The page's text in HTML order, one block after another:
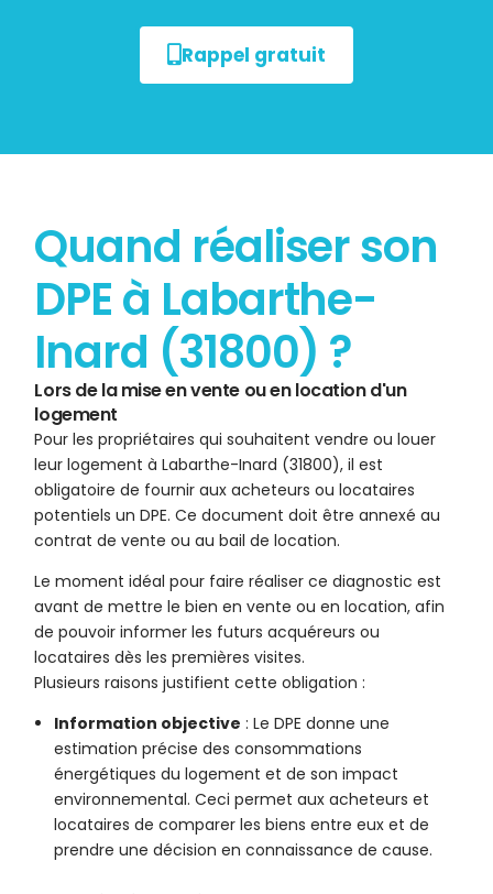
Rappel gratuit
Quand réaliser son
DPE à Labarthe-
Inard (31800) ?
Lors de la mise en vente ou en location d'un
logement
Pour les propriétaires qui souhaitent vendre ou louer
leur logement à Labarthe-Inard (31800), il est
obligatoire de fournir aux acheteurs ou locataires
potentiels un DPE. Ce document doit être annexé au
contrat de vente ou au bail de location.
Le moment idéal pour faire réaliser ce diagnostic est
avant de mettre le bien en vente ou en location, afin
de pouvoir informer les futurs acquéreurs ou
locataires dès les premières visites.
Plusieurs raisons justifient cette obligation :
Information objective : Le DPE donne une
estimation précise des consommations
énergétiques du logement et de son impact
environnemental. Ceci permet aux acheteurs et
locataires de comparer les biens entre eux et de
prendre une décision en connaissance de cause.